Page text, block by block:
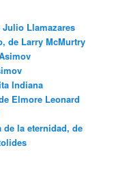
Llamazares
de Larry McMurtry
Indiana
Elmore Leonard
de la eternidad, de